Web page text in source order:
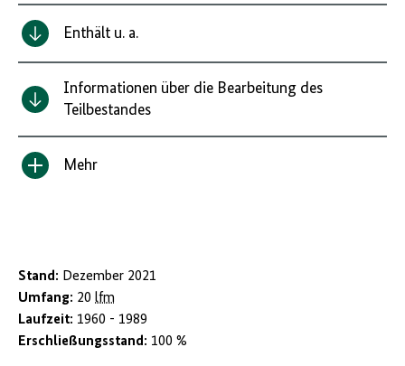
Enthält u. a.
Informationen über die Bearbeitung des
Teilbestandes
Inhalt
Mehr
Stand: Dezember 2021
Umfang: 20 lfm
Laufzeit: 1960 - 1989
Erschließungsstand: 100 %